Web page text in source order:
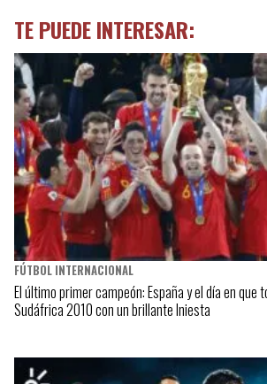
TE PUEDE INTERESAR:
FÚTBOL INTERNACIONAL
El último primer campeón: España y el día en que
Sudáfrica 2010 con un brillante Iniesta